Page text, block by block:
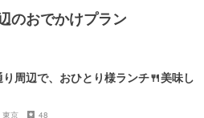
のおでかけプラン
周辺で、おひとり様ランチ🍴美味し
東京 48